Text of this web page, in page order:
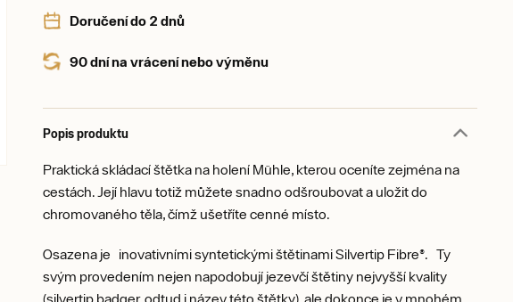
Doručení do 2 dnů
90 dní na vrácení nebo výměnu
Popis produktu
Praktická skládací štětka na holení Mühle, kterou oceníte zejména na
cestách. Její hlavu totiž můžete snadno odšroubovat a uložit do
chromovaného těla, čímž ušetříte cenné místo.
Osazena je inovativními syntetickými štětinami Silvertip Fibre®. Ty
svým provedením nejen napodobují jezevčí štětiny nejvyšší kvality
(silvertip badger, odtud i název této štětky), ale dokonce je v mnohém